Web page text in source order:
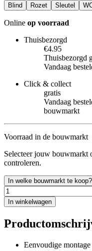
Blind Rozet Sleutel
Online op voorraad
Thuisbezorgd
€4.95
Thuisbezorgd
Vandaag
Click & collect
gratis
Vandaag
bouwmarkt
Voorraad in de bouwmarkt
Selecteer jouw bouwmarkt
controleren.
In welke bouwmarkt te koop?
In winkelwagen
Eenvoudige montage